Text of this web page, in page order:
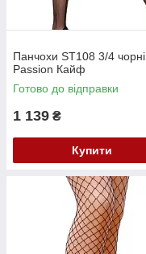
Панчохи ST108 3/4 чорні
Passion Кайф
Готово до відправки
1 139 ₴
Купити